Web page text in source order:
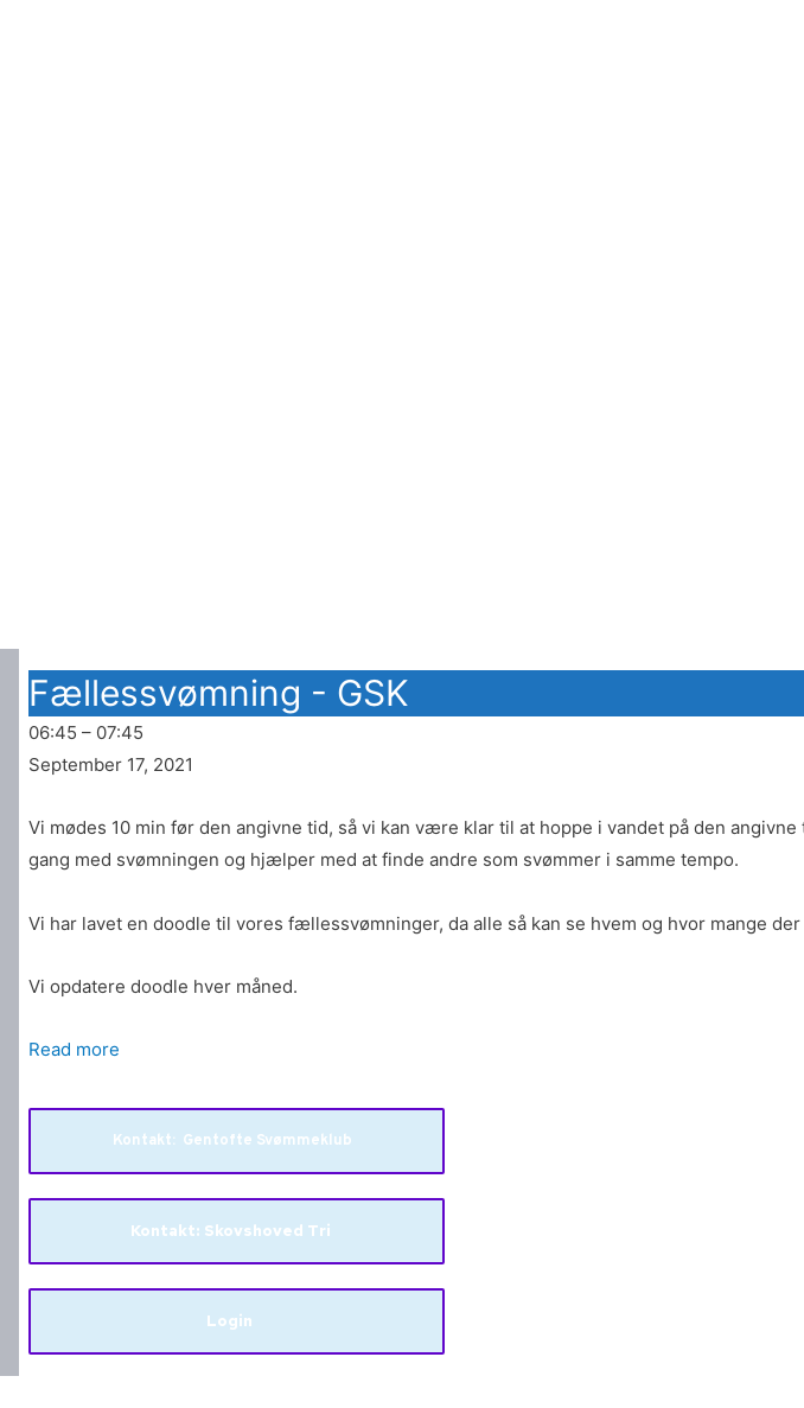
Fællessvømning - GSK
06:45 – 07:45
September 17, 2021
Vi mødes 10 min før den angivne tid, så vi kan være klar til at hoppe i vandet på den
gang med svømningen og hjælper med at finde andre som svømmer i samme tempo.
Vi har lavet en doodle til vores fællessvømninger, da alle så kan se hvem og hvor mange
Vi opdatere doodle hver måned.
Read more
Kontakt: Gentofte Svømmeklub
Kontakt: Skovshoved Tri
Login